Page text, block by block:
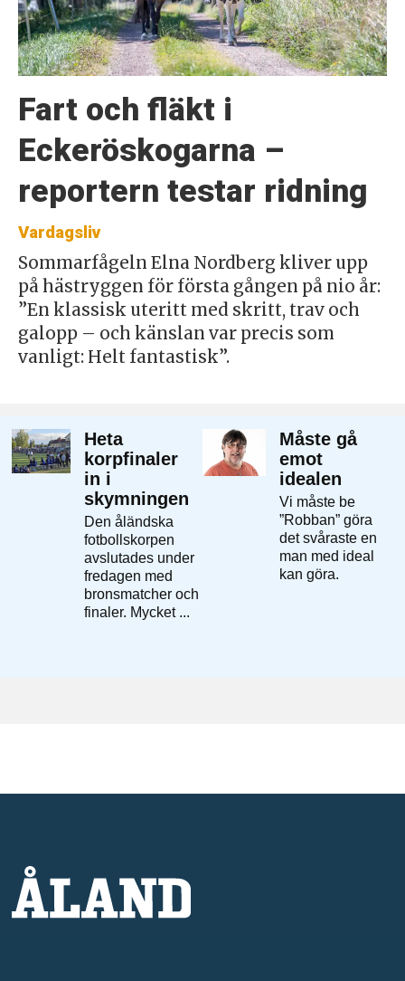
Fart och fläkt i
Eckeröskogarna –
reportern testar ridning
Vardagsliv
Sommarfågeln Elna Nordberg kliver upp
på hästryggen för första gången på nio år:
”En klassisk uteritt med skritt, trav och
galopp – och känslan var precis som
vanligt: Helt fantastisk”.